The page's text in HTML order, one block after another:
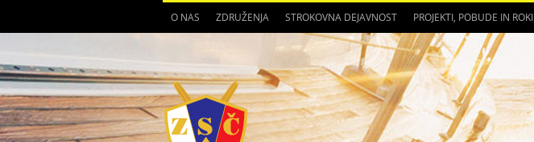
O NAS ZDRUŽENJA STROKOVNA DEJAVNOST PROJEKTI, POBUDE IN ROKI